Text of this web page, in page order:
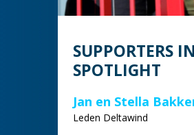
SUPPORTERS
SPOTLIGHT
Jan en Stella
Leden Deltawind